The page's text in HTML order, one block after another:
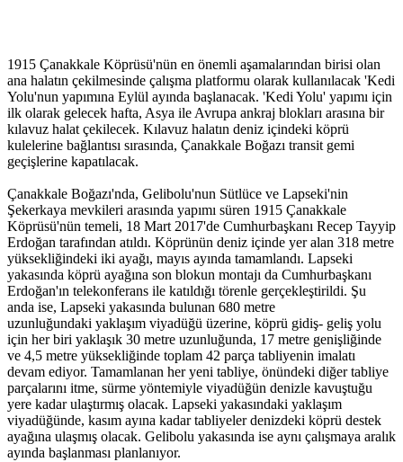
1915 Çanakkale Köprüsü'nün en önemli aşamalarından birisi olan
ana halatın çekilmesinde çalışma platformu olarak kullanılacak 'Kedi
Yolu'nun yapımına Eylül ayında başlanacak. 'Kedi Yolu' yapımı için
ilk olarak gelecek hafta, Asya ile Avrupa ankraj blokları arasına bir
kılavuz halat çekilecek. Kılavuz halatın deniz içindeki köprü
kulelerine bağlantısı sırasında, Çanakkale Boğazı transit gemi
geçişlerine kapatılacak.
Çanakkale Boğazı'nda, Gelibolu'nun Sütlüce ve Lapseki'nin
Şekerkaya mevkileri arasında yapımı süren 1915 Çanakkale
Köprüsü'nün temeli, 18 Mart 2017'de Cumhurbaşkanı Recep Tayyip
Erdoğan tarafından atıldı. Köprünün deniz içinde yer alan 318 metre
yüksekliğindeki iki ayağı, mayıs ayında tamamlandı. Lapseki
yakasında köprü ayağına son blokun montajı da Cumhurbaşkanı
Erdoğan'ın telekonferans ile katıldığı törenle gerçekleştirildi. Şu
anda ise, Lapseki yakasında bulunan 680 metre
uzunluğundaki yaklaşım viyadüğü üzerine, köprü gidiş- geliş yolu
için her biri yaklaşık 30 metre uzunluğunda, 17 metre genişliğinde
ve 4,5 metre yüksekliğinde toplam 42 parça tabliyenin imalatı
devam ediyor. Tamamlanan her yeni tabliye, önündeki diğer tabliye
parçalarını itme, sürme yöntemiyle viyadüğün denizle kavuştuğu
yere kadar ulaştırmış olacak. Lapseki yakasındaki yaklaşım
viyadüğünde, kasım ayına kadar tabliyeler denizdeki köprü destek
ayağına ulaşmış olacak. Gelibolu yakasında ise aynı çalışmaya aralık
ayında başlanması planlanıyor.